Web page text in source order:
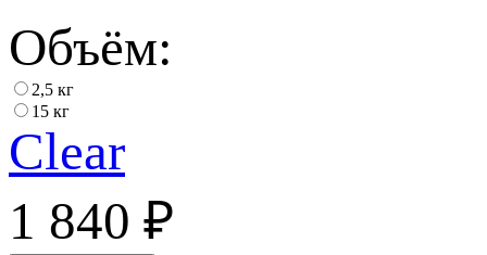
Объём:
2,5 кг
15 кг
Clear
1 840 ₽